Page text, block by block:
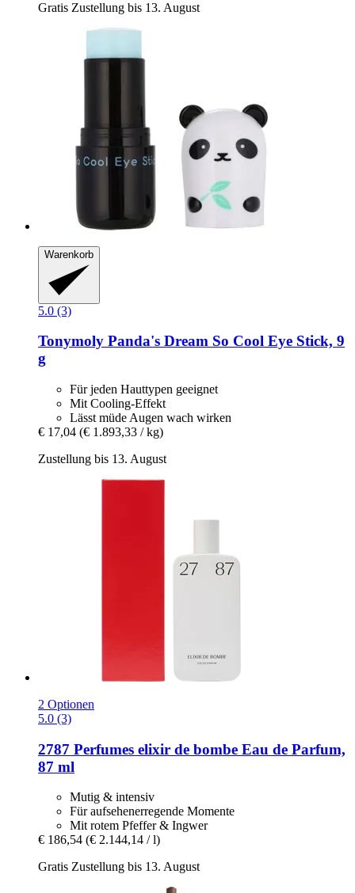
Gratis Zustellung bis 13. August
Warenkorb
5.0 (3)
Tonymoly Panda's Dream So Cool Eye Stick, 9
g
Für jeden Hauttypen geeignet
Mit Cooling-Effekt
Lässt müde Augen wach wirken
€ 17,04 (€ 1.893,33 / kg)
Zustellung bis 13. August
2 Optionen
5.0 (3)
2787 Perfumes elixir de bombe Eau de Parfum,
87 ml
Mutig & intensiv
Für aufsehenerregende Momente
Mit rotem Pfeffer & Ingwer
€ 186,54 (€ 2.144,14 / l)
Gratis Zustellung bis 13. August